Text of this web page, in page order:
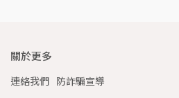
關於更多
連絡我們 防詐騙宣導